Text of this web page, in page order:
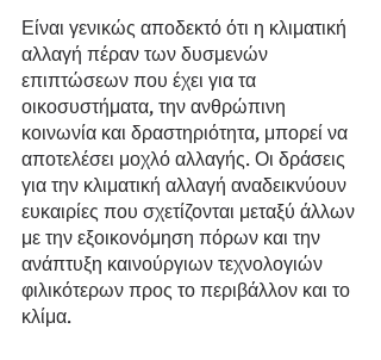
Είναι γενικώς αποδεκτό ότι η κλιματική
αλλαγή πέραν των δυσμενών
επιπτώσεων που έχει για τα
οικοσυστήματα, την ανθρώπινη
κοινωνία και δραστηριότητα, μπορεί να
αποτελέσει μοχλό αλλαγής. Οι δράσεις
για την κλιματική αλλαγή αναδεικνύουν
ευκαιρίες που σχετίζονται μεταξύ άλλων
με την εξοικονόμηση πόρων και την
ανάπτυξη καινούργιων τεχνολογιών
φιλικότερων προς το περιβάλλον και το
κλίμα.